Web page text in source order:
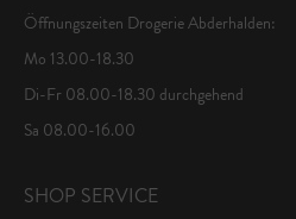
Öffnungszeiten Drogerie Abderhalden:
Mo 13.00-18.30
Di-Fr 08.00-18.30 durchgehend
Sa 08.00-16.00
SHOP SERVICE